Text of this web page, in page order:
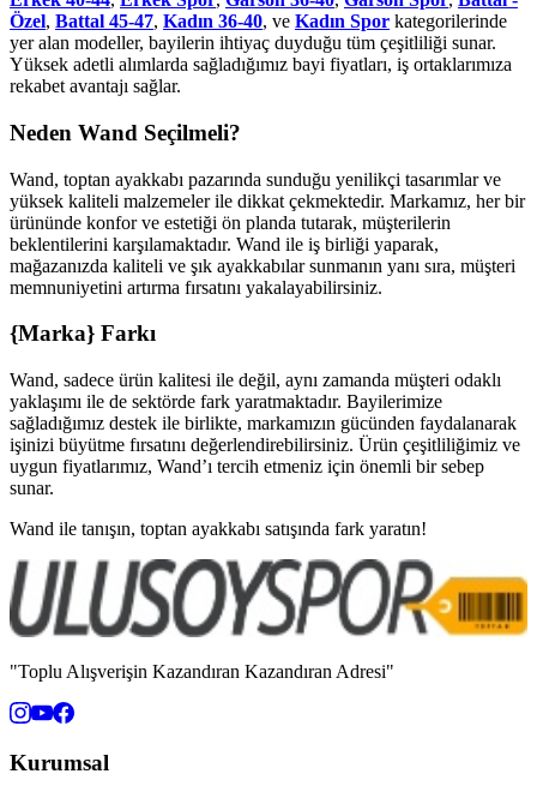
Özel, Battal 45-47, Kadın 36-40, ve Kadın Spor kategorilerinde
yer alan modeller, bayilerin ihtiyaç duyduğu tüm çeşitliliği sunar.
Yüksek adetli alımlarda sağladığımız bayi fiyatları, iş ortaklarımıza
rekabet avantajı sağlar.
Neden Wand Seçilmeli?
Wand, toptan ayakkabı pazarında sunduğu yenilikçi tasarımlar ve
yüksek kaliteli malzemeler ile dikkat çekmektedir. Markamız, her bir
ürününde konfor ve estetiği ön planda tutarak, müşterilerin
beklentilerini karşılamaktadır. Wand ile iş birliği yaparak,
mağazanızda kaliteli ve şık ayakkabılar sunmanın yanı sıra, müşteri
memnuniyetini artırma fırsatını yakalayabilirsiniz.
{Marka} Farkı
Wand, sadece ürün kalitesi ile değil, aynı zamanda müşteri odaklı
yaklaşımı ile de sektörde fark yaratmaktadır. Bayilerimize
sağladığımız destek ile birlikte, markamızın gücünden faydalanarak
işinizi büyütme fırsatını değerlendirebilirsiniz. Ürün çeşitliliğimiz ve
uygun fiyatlarımız, Wand’ı tercih etmeniz için önemli bir sebep
sunar.
Wand ile tanışın, toptan ayakkabı satışında fark yaratın!
"Toplu Alışverişin Kazandıran Kazandıran Adresi"
Kurumsal